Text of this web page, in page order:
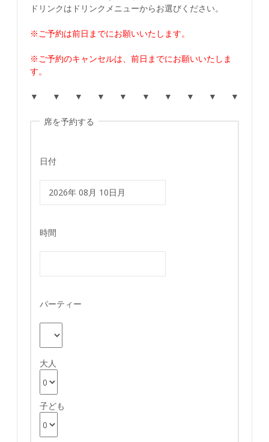
ドリンクはドリンクメニューからお選びください。
※ご予約は前日までにお願いいたします。
※ご予約のキャンセルは、前日までにお願いいたしま
す。
▼ ▼ ▼ ▼ ▼ ▼ ▼ ▼ ▼ ▼
席を予約する
日付
時間
パーティー
大人
子ども